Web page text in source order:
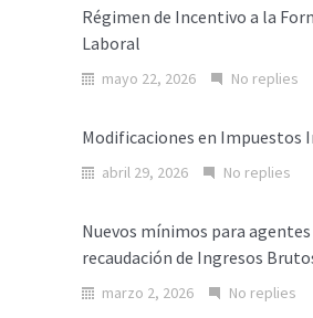
Régimen de Incentivo a la
Laboral
mayo 22, 2026 No replies
Modificaciones en Impuestos
abril 29, 2026 No replies
Nuevos mínimos para agentes
recaudación de Ingresos
marzo 2, 2026 No replies